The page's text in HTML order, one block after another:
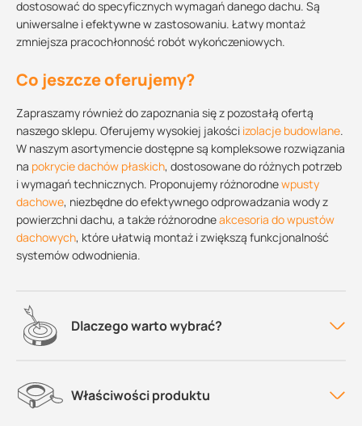
dostosować do specyficznych wymagań danego dachu. Są
uniwersalne i efektywne w zastosowaniu. Łatwy montaż
zmniejsza pracochłonność robót wykończeniowych.
Co jeszcze oferujemy?
Zapraszamy również do zapoznania się z pozostałą ofertą
naszego sklepu. Oferujemy wysokiej jakości izolacje budowlane.
W naszym asortymencie dostępne są kompleksowe rozwiązania
na pokrycie dachów płaskich, dostosowane do różnych potrzeb
i wymagań technicznych. Proponujemy różnorodnewpusty
dachowe, niezbędne do efektywnego odprowadzania wody z
powierzchni dachu, a także różnorodneakcesoria do wpustów
dachowych, które ułatwią montaż i zwiększą funkcjonalność
systemów odwodnienia.
Dlaczego warto wybrać?
Właściwości produktu